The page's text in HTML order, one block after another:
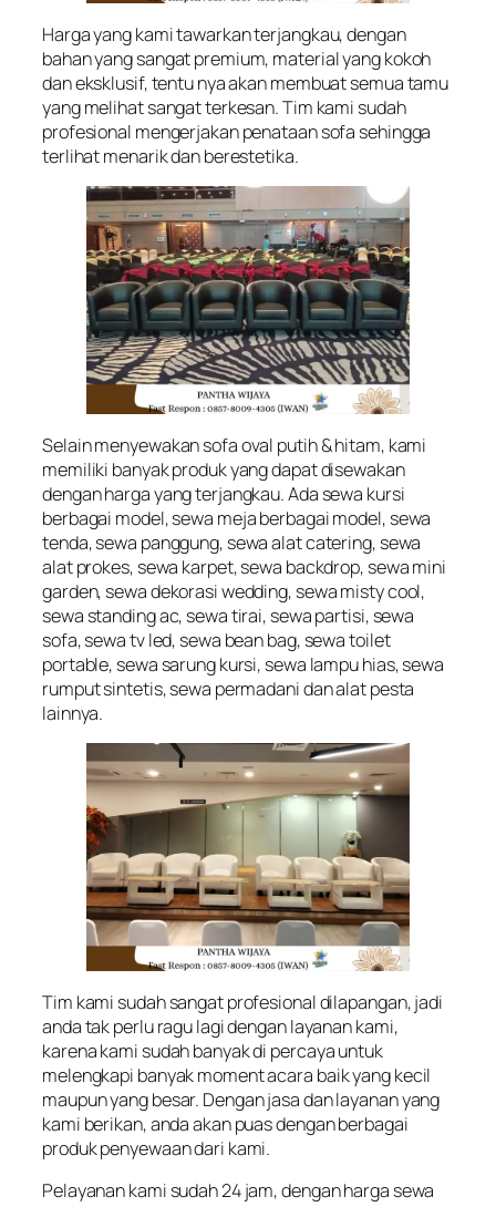
Harga yang kami tawarkan terjangkau, dengan
bahan yang sangat premium, material yang kokoh
dan eksklusif, tentu nya akan membuat semua tamu
yang melihat sangat terkesan. Tim kami sudah
profesional mengerjakan penataan sofa sehingga
terlihat menarik dan berestetika.
Selain menyewakan sofa oval putih & hitam, kami
memiliki banyak produk yang dapat disewakan
dengan harga yang terjangkau. Ada sewa kursi
berbagai model, sewa meja berbagai model, sewa
tenda, sewa panggung, sewa alat catering, sewa
alat prokes, sewa karpet, sewa backdrop, sewa mini
garden, sewa dekorasi wedding, sewa misty cool,
sewa standing ac, sewa tirai, sewa partisi, sewa
sofa, sewa tv led, sewa bean bag, sewa toilet
portable, sewa sarung kursi, sewa lampu hias, sewa
rumput sintetis, sewa permadani dan alat pesta
lainnya.
Tim kami sudah sangat profesional dilapangan, jadi
anda tak perlu ragu lagi dengan layanan kami,
karena kami sudah banyak di percaya untuk
melengkapi banyak moment acara baik yang kecil
maupun yang besar. Dengan jasa dan layanan yang
kami berikan, anda akan puas dengan berbagai
produk penyewaan dari kami.
Pelayanan kami sudah 24 jam, dengan harga sewa